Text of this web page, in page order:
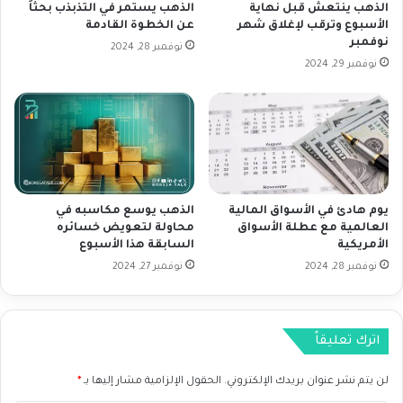
م
ر
ي
ك
م
ع
ب
د
ا
ة
ا
ل
أ
ب
و
ع
ع
ل
ى
ؤ
ش
ر
ا
ل
د
ا
و
و
ز
الذهب ينتعش قبل نهاية
الأسبوع وترقب لإغلاق شهر
نوفمبر
نوفمبر 29, 2024
الذهب يستمر في التذبذب بحثاً
عن الخطوة القادمة
نوفمبر 28, 2024
يوم هادئ في الأسواق المالية
العالمية مع عطلة الأسواق
الأمريكية
نوفمبر 28, 2024
الذهب يوسع مكاسبه في
محاولة لتعويض خسائره
السابقة هذا الأسبوع
نوفمبر 27, 2024
اترك تعليقاً
لن يتم نشر عنوان بريدك الإلكتروني. الحقول الإلزامية مشار إليها بـ *